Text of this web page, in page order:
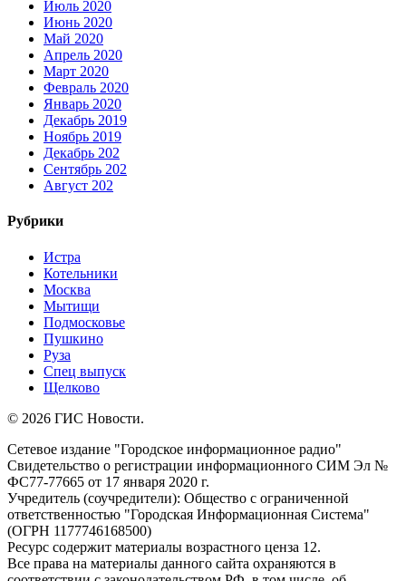
Июль 2020
Июнь 2020
Май 2020
Апрель 2020
Март 2020
Февраль 2020
Январь 2020
Декабрь 2019
Ноябрь 2019
Декабрь 202
Сентябрь 202
Август 202
Рубрики
Истра
Котельники
Москва
Мытищи
Подмосковье
Пушкино
Руза
Спец выпуск
Щелково
© 2026 ГИС Новости.
Сетевое издание "Городское информационное радио"
Свидетельство о регистрации информационного СИМ Эл №
ФС77-77665 от 17 января 2020 г.
Учредитель (соучредители): Общество с ограниченной
ответственностью "Городская Информационная Система"
(ОГРН 1177746168500)
Ресурс содержит материалы возрастного ценза 12.
Все права на материалы данного сайта охраняются в